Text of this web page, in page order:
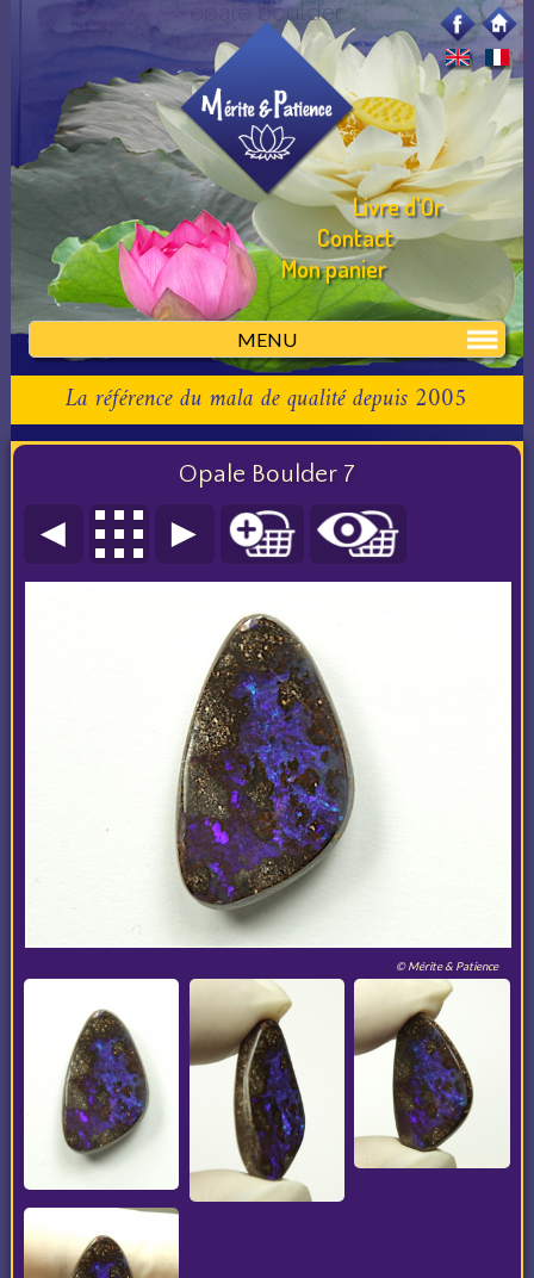
opale boulder
MENU
Livre d'Or
Contact
Mon panier
La référence du mala de qualité depuis 2005
Opale Boulder 7
◄ ►
© Mérite & Patience